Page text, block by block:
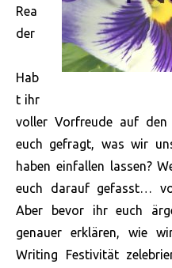
Rea
der
Hab
t ihr
voller Vorfreude auf den
euch gefragt, was wir
haben einfallen lassen?
euch darauf gefasst…
Aber bevor ihr euch
genauer erklären, wie
Writing Festivität